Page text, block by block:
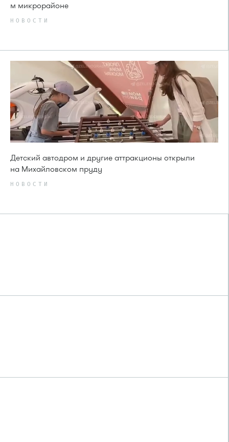
м микрорайоне
НОВОСТИ
Детский автодром и другие аттракционы открыли
на Михайловском пруду
НОВОСТИ